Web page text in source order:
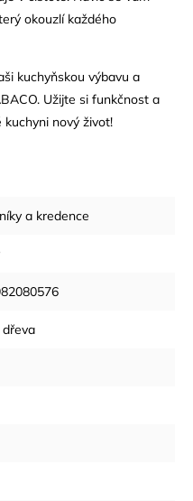
okouzlí každého
kuchyňskou výbavu a
Užijte si funkčnost a
nový život!
a kredence
dřeva